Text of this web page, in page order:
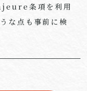
条項を利用
な点も事前に検